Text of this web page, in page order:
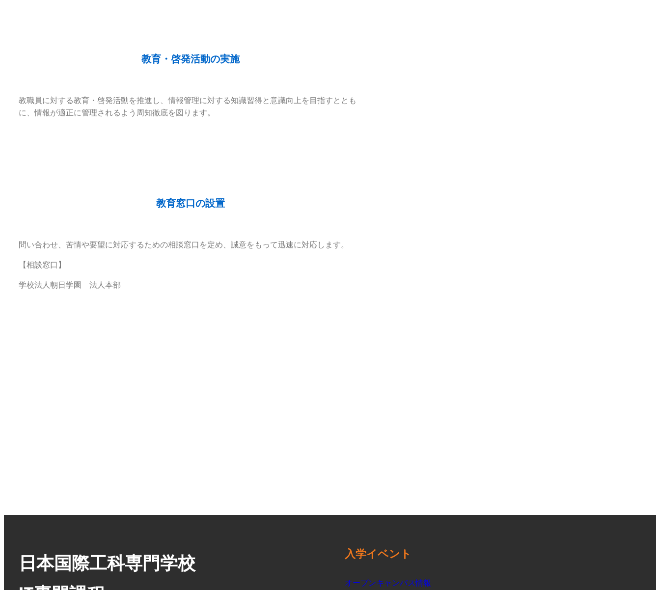
教育・啓発活動の実施
教職員に対する教育・啓発活動を推進し、情報管理に対する知識習得と意識向上を目指すととも
に、情報が適正に管理されるよう周知徹底を図ります。
教育窓口の設置
問い合わせ、苦情や要望に対応するための相談窓口を定め、誠意をもって迅速に対応します。
【相談窓口】
学校法人朝日学園 法人本部
日本国際工科専門学校
入学イベント
オープンキャンパス情報